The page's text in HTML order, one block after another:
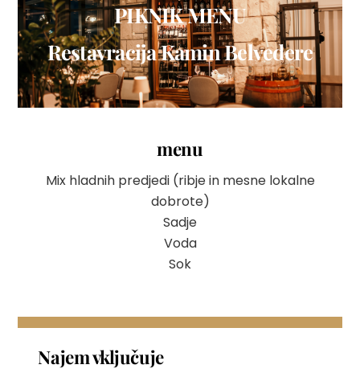
PIKNIK MENU
Restavracija Kamin Belvedere
menu
Mix hladnih predjedi (ribje in mesne lokalne
dobrote)
Sadje
Voda
Sok
Najem vključuje